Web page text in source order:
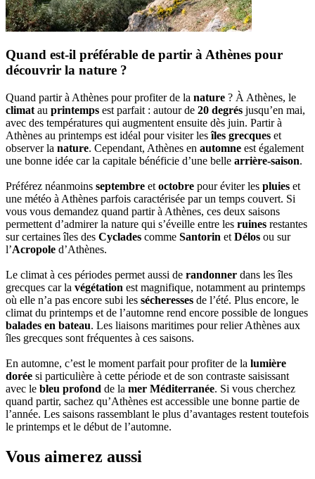
Quand est-il préférable de partir à Athènes pour
découvrir la nature ?
Quand partir à Athènes pour profiter de la nature ? À Athènes, le
climat au printemps est parfait : autour de 20 degrés jusqu’en mai,
avec des températures qui augmentent ensuite dès juin. Partir à
Athènes au printemps est idéal pour visiter lesîles grecques et
observer la nature. Cependant, Athènes en automne est également
une bonne idée car la capitale bénéficie d’une belle arrière-saison.
Préférez néanmoins septembre et octobre pour éviter les pluies et
une météo à Athènes parfois caractérisée par un temps couvert. Si
vous vous demandez quand partir à Athènes, ces deux saisons
permettent d’admirer la nature qui s’éveille entre les ruines restantes
sur certaines îles des Cyclades comme Santorin et Délos ou sur
l’Acropole d’Athènes.
Le climat à ces périodes permet aussi de randonner dans les îles
grecques car la végétation est magnifique, notamment au printemps
où elle n’a pas encore subi les sécheresses de l’été. Plus encore, le
climat du printemps et de l’automne rend encore possible de longues
balades en bateau. Les liaisons maritimes pour relier Athènes aux
îles grecques sont fréquentes à ces saisons.
En automne, c’est le moment parfait pour profiter de la lumière
dorée si particulière à cette période et de son contraste saisissant
avec le bleu profond de la mer Méditerranée. Si vous cherchez
quand partir, sachez qu’Athènes est accessible une bonne partie de
l’année. Les saisons rassemblant le plus d’avantages restent toutefois
le printemps et le début de l’automne.
Vous aimerez aussi